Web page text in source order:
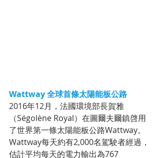
Wattway 全球首條太陽能板公路
2016年12月，法國環境部長賀雅
（Ségolène Royal）在圖爾夫爾鎮啓用
了世界第一條太陽能板公路Wattway。
Wattway每天約有2,000名駕駛者經過，
估計平均每天的電力輸出為767